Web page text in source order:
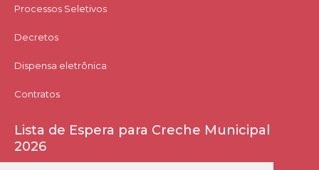
Processos Seletivos
Decretos
Dispensa eletrônica
Contratos
Lista de Espera para Creche Municipal
2026